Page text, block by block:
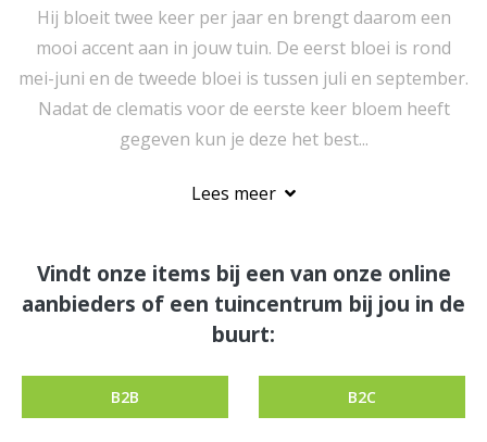
Hij bloeit twee keer per jaar en brengt daarom een
mooi accent aan in jouw tuin. De eerst bloei is rond
mei-juni en de tweede bloei is tussen juli en september.
Nadat de clematis voor de eerste keer bloem heeft
gegeven kun je deze het best...
Lees meer
Vindt onze items bij een van onze online
aanbieders of een tuincentrum bij jou in de
buurt:
B2B B2C